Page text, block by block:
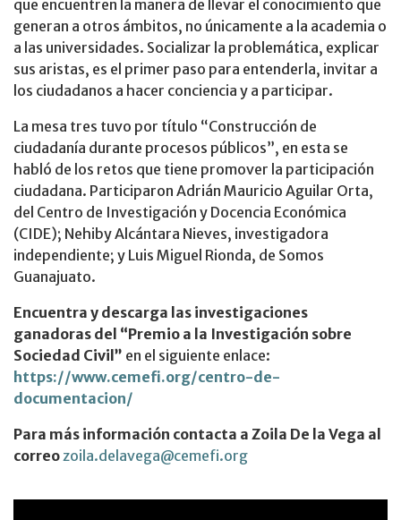
que encuentren la manera de llevar el conocimiento que
generan a otros ámbitos, no únicamente a la academia o
a las universidades. Socializar la problemática, explicar
sus aristas, es el primer paso para entenderla, invitar a
los ciudadanos a hacer conciencia y a participar.
La mesa tres tuvo por título “Construcción de
ciudadanía durante procesos públicos”, en esta se
habló de los retos que tiene promover la participación
ciudadana. Participaron Adrián Mauricio Aguilar Orta,
del Centro de Investigación y Docencia Económica
(CIDE); Nehiby Alcántara Nieves, investigadora
independiente; y Luis Miguel Rionda, de Somos
Guanajuato.
Encuentra y descarga las investigaciones
ganadoras del “Premio a la Investigación sobre
Sociedad Civil” en el siguiente enlace:
https://www.cemefi.org/centro-de-
documentacion/
Para más información contacta a Zoila De la Vega al
correo zoila.delavega@cemefi.org